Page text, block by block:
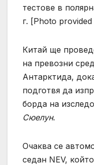
тестове в
г. [Photo
Китай ще
на превозни
Антарктида,
подготвя да
борда на
Сюелун.
Очаква се
седан NEV,